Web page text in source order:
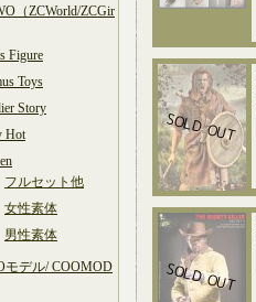
（ZCWorld/ZCGir
Figure
Toys
Story
Hot
フルセット他
女性素体
男性素体
モデル/ COOMOD